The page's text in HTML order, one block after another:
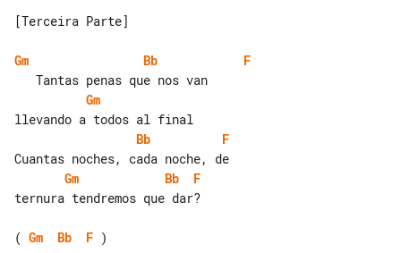
[Terceira Parte]
Gm Bb
F
Gm
Bb
F
Gm
Bb
F
ternura tendremos que dar?
( Gm Bb F )